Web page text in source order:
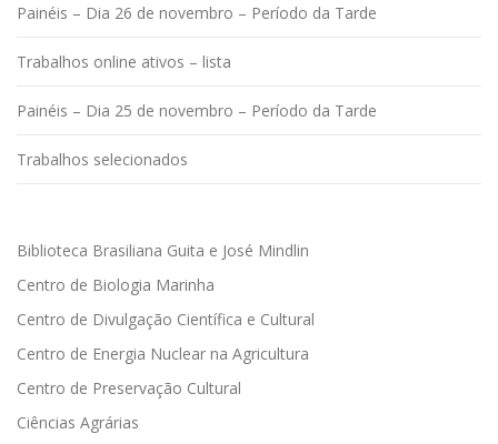
Painéis – Dia 26 de novembro – Período da Tarde
Trabalhos online ativos – lista
Painéis – Dia 25 de novembro – Período da Tarde
Trabalhos selecionados
Biblioteca Brasiliana Guita e José Mindlin
Centro de Biologia Marinha
Centro de Divulgação Científica e Cultural
Centro de Energia Nuclear na Agricultura
Centro de Preservação Cultural
Ciências Agrárias